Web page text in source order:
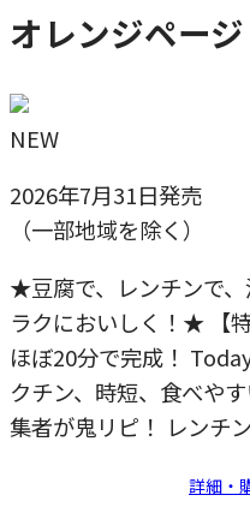
オレンジペー
NEW
2026年7月31日発売
（一部地域を除く）
★豆腐で、レンチンで
ラクにおいしく！★ 【
ほぼ20分で完成！
クチン、時短、食べや
集者が鬼リピ！ レンチ
詳細・